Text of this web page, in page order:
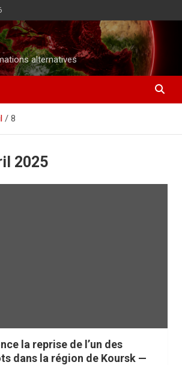
alternatives
8
2025
la reprise de l’un des
dans la région de Koursk —